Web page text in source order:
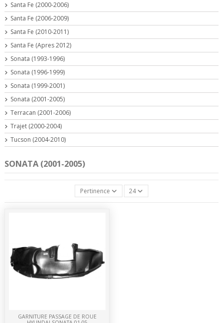
SONATA (2001-2005)
Pertinence 24
GARNITURE PASSAGE DE ROUE
Santa Fe (2000-2006)
Santa Fe (2006-2009)
Santa Fe (2010-2011)
Santa Fe (Apres 2012)
Sonata (1993-1996)
Sonata (1996-1999)
Sonata (1999-2001)
Sonata (2001-2005)
Terracan (2001-2006)
Trajet (2000-2004)
Tucson (2004-2010)